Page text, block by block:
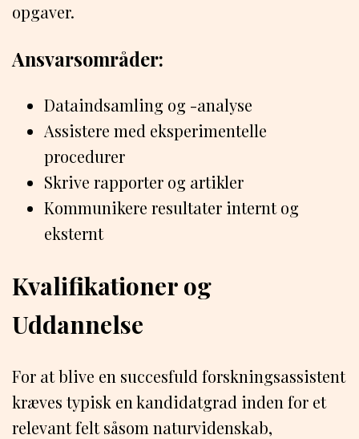
opgaver.
Ansvarsområder:
Dataindsamling og -analyse
Assistere med eksperimentelle
procedurer
Skrive rapporter og artikler
Kommunikere resultater internt og
eksternt
Kvalifikationer og
Uddannelse
For at blive en succesfuld forskningsassistent
kræves typisk en kandidatgrad inden for et
relevant felt såsom naturvidenskab,